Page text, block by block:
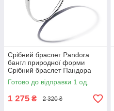
Срібний браслет Pandora
бангл природної форми
Срібний браслет Пандора
суцільний 593317C00 16
Готово до відправки 1 од.
1 275 ₴ 2 320 ₴